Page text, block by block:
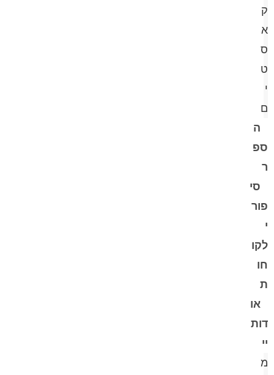
ק
א
ס
ט
י
ם
ה
ספ
ר
סי
פור
י
לקו
חו
ת
או
דות
יי
מ